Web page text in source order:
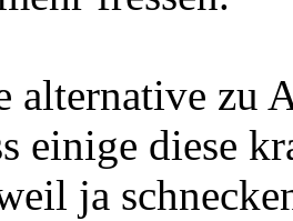
alternative zu
einige diese
ja